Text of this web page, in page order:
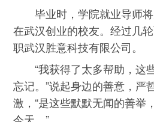
毕业时，学院就业导师将
在武汉创业的校友。经过几
职武汉胜意科技有限公司。
“我获得了太多帮助，这
忘记。”说起身边的善意，严
激，“是这些默默无闻的善举
今天。”